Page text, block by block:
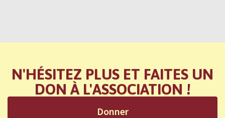
N'HÉSITEZ PLUS ET FAITES UN
DON À L'ASSOCIATION !
Donner